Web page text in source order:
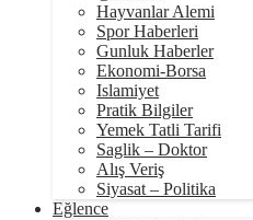
Hayvanlar Alemi
Spor Haberleri
Gunluk Haberler
Ekonomi-Borsa
Islamiyet
Pratik Bilgiler
Yemek Tatli Tarifi
Saglik – Doktor
Alış Veriş
Siyasat – Politika
Eğlence